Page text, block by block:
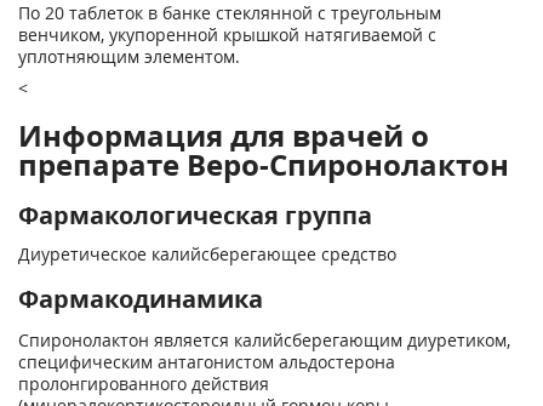
По 20 таблеток в банке стеклянной с треугольным
венчиком, укупоренной крышкой натягиваемой с
уплотняющим элементом.
<
Информация для врачей о
препарате Веро-Спиронолактон
Фармакологическая группа
Диуретическое калийсберегающее средство
Фармакодинамика
Спиронолактон является калийсберегающим диуретиком,
специфическим антагонистом альдостерона
пролонгированного действия